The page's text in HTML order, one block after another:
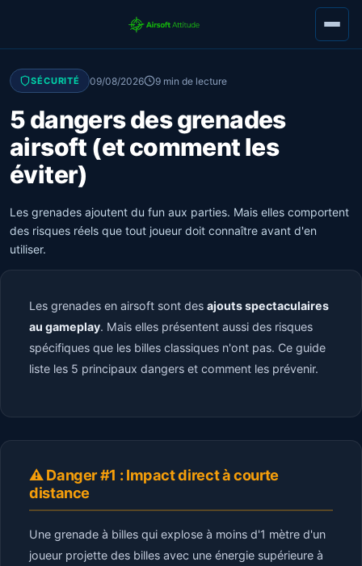
SÉCURITÉ 09/08/2026 9 min de lecture
5 dangers des grenades
airsoft (et comment les
éviter)
Les grenades ajoutent du fun aux parties. Mais elles comportent
des risques réels que tout joueur doit connaître avant d'en
utiliser.
Les grenades en airsoft sont des ajouts spectaculaires
au gameplay. Mais elles présentent aussi des risques
spécifiques que les billes classiques n'ont pas. Ce guide
liste les 5 principaux dangers et comment les prévenir.
⚠️ Danger #1 : Impact direct à courte
distance
Une grenade à billes qui explose à moins d'1 mètre d'un
joueur projette des billes avec une énergie supérieure à